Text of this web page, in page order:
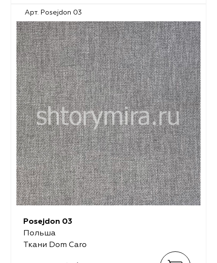
Арт. Posejdon 03
Posejdon 03
Польша
Ткани Dom Caro